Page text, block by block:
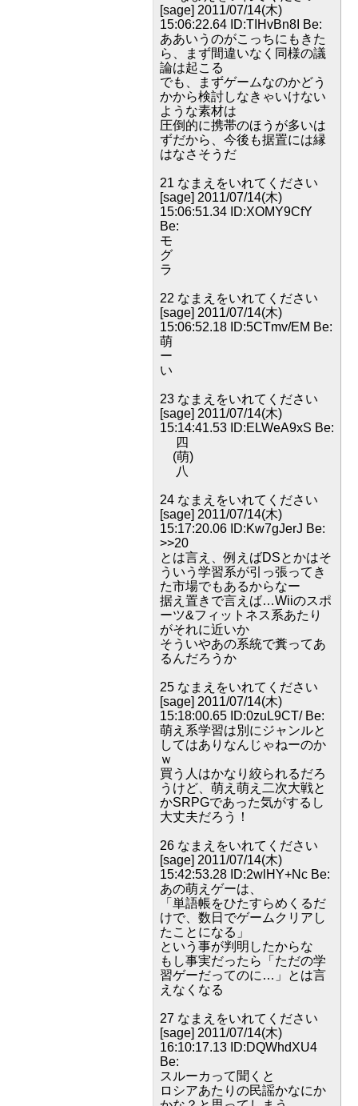
[sage] 2011/07/14(木)
15:06:22.64 ID:TIHvBn8I Be:
ああいうのがこっちにもきた
ら、まず間違いなく同様の議
論は起こる
でも、まずゲームなのかどう
かから検討しなきゃいけない
ような素材は
圧倒的に携帯のほうが多いは
ずだから、今後も据置には縁
はなさそうだ
21 なまえをいれてください
[sage] 2011/07/14(木)
15:06:51.34 ID:XOMY9CfY
Be:
モ
グ
ラ
22 なまえをいれてください
[sage] 2011/07/14(木)
15:06:52.18 ID:5CTmv/EM Be:
萌
ー
い
23 なまえをいれてください
[sage] 2011/07/14(木)
15:14:41.53 ID:ELWeA9xS Be:
四
(萌)
八
24 なまえをいれてください
[sage] 2011/07/14(木)
15:17:20.06 ID:Kw7gJerJ Be:
>>20
とは言え、例えばDSとかはそ
ういう学習系が引っ張ってき
た市場でもあるからなー
据え置きで言えば…Wiiのスポ
ーツ&フィットネス系あたり
がそれに近いか
そういやあの系統で糞ってあ
るんだろうか
25 なまえをいれてください
[sage] 2011/07/14(木)
15:18:00.65 ID:0zuL9CT/ Be:
萌え系学習は別にジャンルと
してはありなんじゃねーのか
ｗ
買う人はかなり絞られるだろ
うけど、萌え萌え二次大戦と
かSRPGであった気がするし
大丈夫だろう！
26 なまえをいれてください
[sage] 2011/07/14(木)
15:42:53.28 ID:2wlHY+Nc Be:
あの萌えゲーは、
「単語帳をひたすらめくるだ
けで、数日でゲームクリアし
たことになる」
という事が判明したからな
もし事実だったら「ただの学
習ゲーだってのに…」とは言
えなくなる
27 なまえをいれてください
[sage] 2011/07/14(木)
16:10:17.13 ID:DQWhdXU4
Be:
スルーカって聞くと
ロシアあたりの民謡かなにか